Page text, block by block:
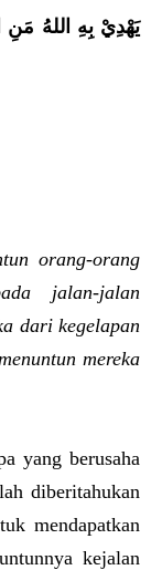
يَهْدِيْ بِهِ اللهُ
orang-orang
jalan-jalan
dari kegelapan
mereka
berusaha
diberitahukan
mendapatkan
kejalan